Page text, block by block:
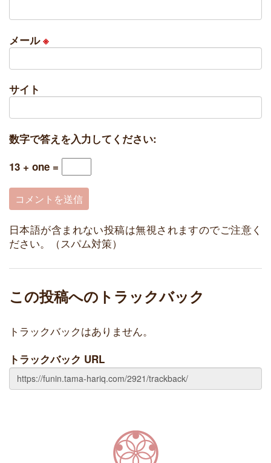
メール※
サイト
数字で答えを入力してください:
13 + one =
日本語が含まれない投稿は無視されますのでご注意く
ださい。（スパム対策）
この投稿へのトラックバック
トラックバックはありません。
トラックバック URL